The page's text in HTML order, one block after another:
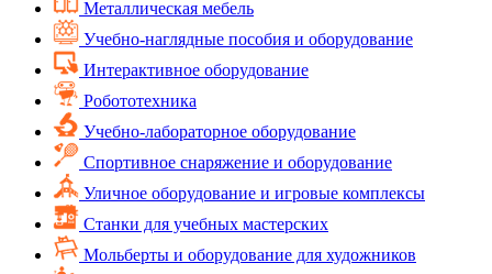
Металлическая мебель
Учебно-наглядные пособия и оборудование
Интерактивное оборудование
Робототехника
Учебно-лабораторное оборудование
Спортивное снаряжение и оборудование
Уличное оборудование и игровые комплексы
Cтанки для учебных мастерских
Мольберты и оборудование для художников